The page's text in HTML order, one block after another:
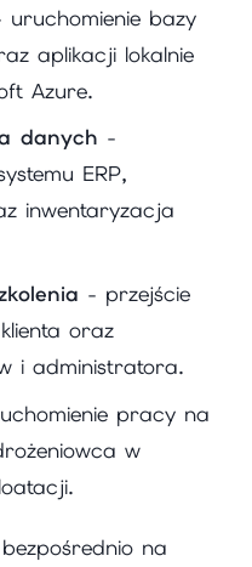
uruchomienie bazy
aplikacji lokalnie
Azure.
danych -
ERP,
inwentaryzacja
- przejście
oraz
i administratora.
pracy na
w
na